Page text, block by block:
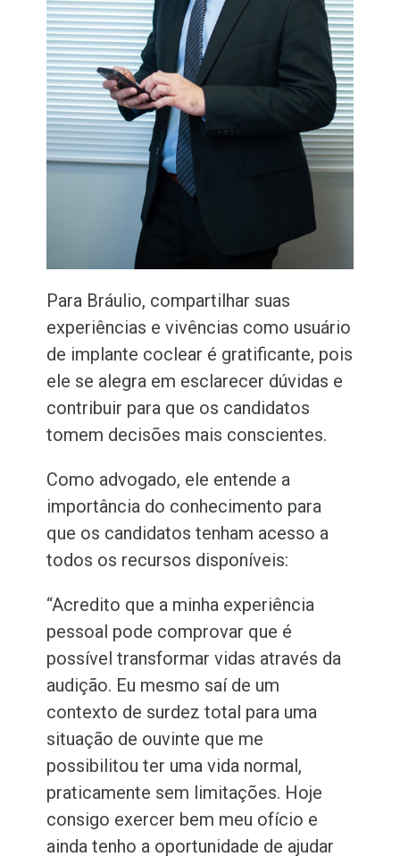
Para Bráulio, compartilhar suas
experiências e vivências como usuário
de implante coclear é gratificante, pois
ele se alegra em esclarecer dúvidas e
contribuir para que os candidatos
tomem decisões mais conscientes.
Como advogado, ele entende a
importância do conhecimento para
que os candidatos tenham acesso a
todos os recursos disponíveis:
“Acredito que a minha experiência
pessoal pode comprovar que é
possível transformar vidas através da
audição. Eu mesmo saí de um
contexto de surdez total para uma
situação de ouvinte que me
possibilitou ter uma vida normal,
praticamente sem limitações. Hoje
consigo exercer bem meu ofício e
ainda tenho a oportunidade de ajudar